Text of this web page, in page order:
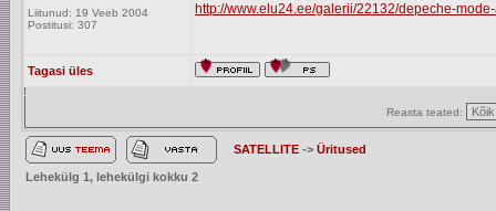
Liitunud: 19 Veeb 2004
Postitusi: 307
http://www.elu24.ee/galerii/22132/depeche-
Tagasi üles
Reasta teated:
SATELLITE -> Üritused
Lehekülg 1, lehekülgi kokku 2